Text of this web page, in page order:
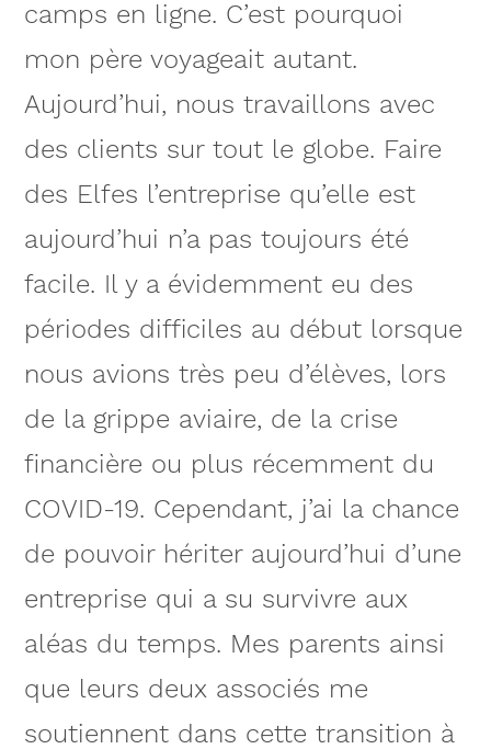
camps en ligne. C’est pourquoi
mon père voyageait autant.
Aujourd’hui, nous travaillons avec
des clients sur tout le globe. Faire
des Elfes l’entreprise qu’elle est
aujourd’hui n’a pas toujours été
facile. Il y a évidemment eu des
périodes difficiles au début lorsque
nous avions très peu d’élèves, lors
de la grippe aviaire, de la crise
financière ou plus récemment du
COVID-19. Cependant, j’ai la chance
de pouvoir hériter aujourd’hui d’une
entreprise qui a su survivre aux
aléas du temps. Mes parents ainsi
que leurs deux associés me
soutiennent dans cette transition à